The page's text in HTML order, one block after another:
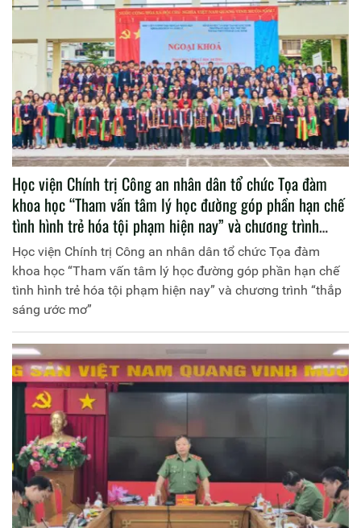
Học viện Chính trị Công an nhân dân tổ chức Tọa đàm
khoa học “Tham vấn tâm lý học đường góp phần hạn chế
tình hình trẻ hóa tội phạm hiện nay” và chương trình
“thắp sáng ước mơ”
Học viện Chính trị Công an nhân dân tổ chức Tọa đàm
khoa học “Tham vấn tâm lý học đường góp phần hạn chế
tình hình trẻ hóa tội phạm hiện nay” và chương trình “thắp
sáng ước mơ”